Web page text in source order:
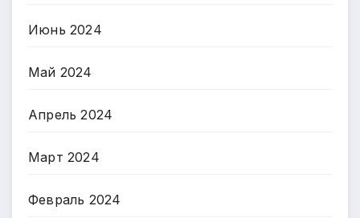
Июнь 2024
Май 2024
Апрель 2024
Март 2024
Февраль 2024